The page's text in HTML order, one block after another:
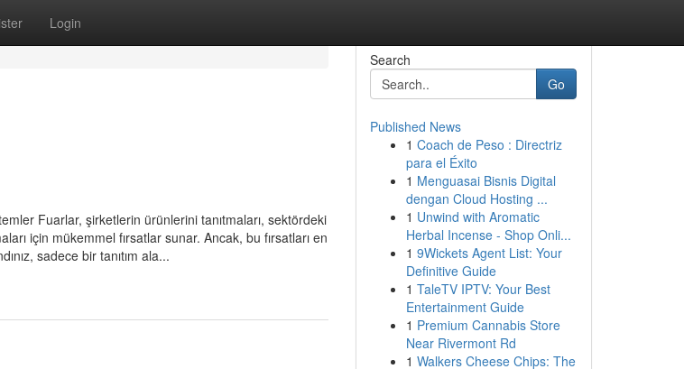
Login
Fuarlar, şirketlerin ürünlerini tanıtmaları, sektördeki
için mükemmel fırsatlar sunar. Ancak, bu fırsatları en
sadece bir tanıtım ala...
Search
Go
Published News
1 Coach de Peso : Directriz
para el Éxito
1 Menguasai Bisnis Digital
dengan Cloud Hosting ...
1 Unwind with Aromatic
Herbal Incense - Shop Onli...
1 9Wickets Agent List: Your
Definitive Guide
1 TaleTV IPTV: Your Best
Entertainment Guide
1 Premium Cannabis Store
Near Rivermont Rd
1 Walkers Cheese Chips: The